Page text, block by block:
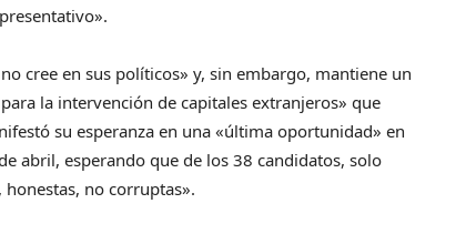
cree en sus políticos» y, sin embargo, mantiene un
la intervención de capitales extranjeros» que
su esperanza en una «última oportunidad» en
abril, esperando que de los 38 candidatos, solo
no corruptas».